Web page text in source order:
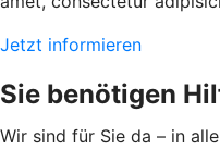
Jetzt informieren
Sie benötigen
Wir sind für Sie da – in